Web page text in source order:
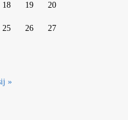
18 19 20
25 26 27
»